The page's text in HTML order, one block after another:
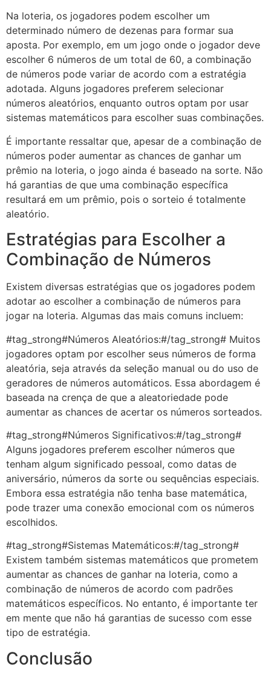
Na loteria, os jogadores podem escolher um
determinado número de dezenas para formar sua
aposta. Por exemplo, em um jogo onde o jogador deve
escolher 6 números de um total de 60, a combinação
de números pode variar de acordo com a estratégia
adotada. Alguns jogadores preferem selecionar
números aleatórios, enquanto outros optam por usar
sistemas matemáticos para escolher suas combinações.
É importante ressaltar que, apesar de a combinação de
números poder aumentar as chances de ganhar um
prêmio na loteria, o jogo ainda é baseado na sorte. Não
há garantias de que uma combinação específica
resultará em um prêmio, pois o sorteio é totalmente
aleatório.
Estratégias para Escolher a
Combinação de Números
Existem diversas estratégias que os jogadores podem
adotar ao escolher a combinação de números para
jogar na loteria. Algumas das mais comuns incluem:
#tag_strong#Números Aleatórios:#/tag_strong# Muitos
jogadores optam por escolher seus números de forma
aleatória, seja através da seleção manual ou do uso de
geradores de números automáticos. Essa abordagem é
baseada na crença de que a aleatoriedade pode
aumentar as chances de acertar os números sorteados.
#tag_strong#Números Significativos:#/tag_strong#
Alguns jogadores preferem escolher números que
tenham algum significado pessoal, como datas de
aniversário, números da sorte ou sequências especiais.
Embora essa estratégia não tenha base matemática,
pode trazer uma conexão emocional com os números
escolhidos.
#tag_strong#Sistemas Matemáticos:#/tag_strong#
Existem também sistemas matemáticos que prometem
aumentar as chances de ganhar na loteria, como a
combinação de números de acordo com padrões
matemáticos específicos. No entanto, é importante ter
em mente que não há garantias de sucesso com esse
tipo de estratégia.
Conclusão